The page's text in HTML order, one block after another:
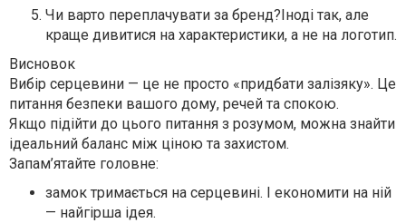
Чи варто переплачувати за бренд?Іноді так, але
краще дивитися на характеристики, а не на логотип.
Висновок
Вибір серцевини — це не просто «придбати залізяку». Це
питання безпеки вашого дому, речей та спокою.
Якщо підійти до цього питання з розумом, можна знайти
ідеальний баланс між ціною та захистом.
Запам’ятайте головне:
замок тримається на серцевині. І економити на ній
— найгірша ідея.